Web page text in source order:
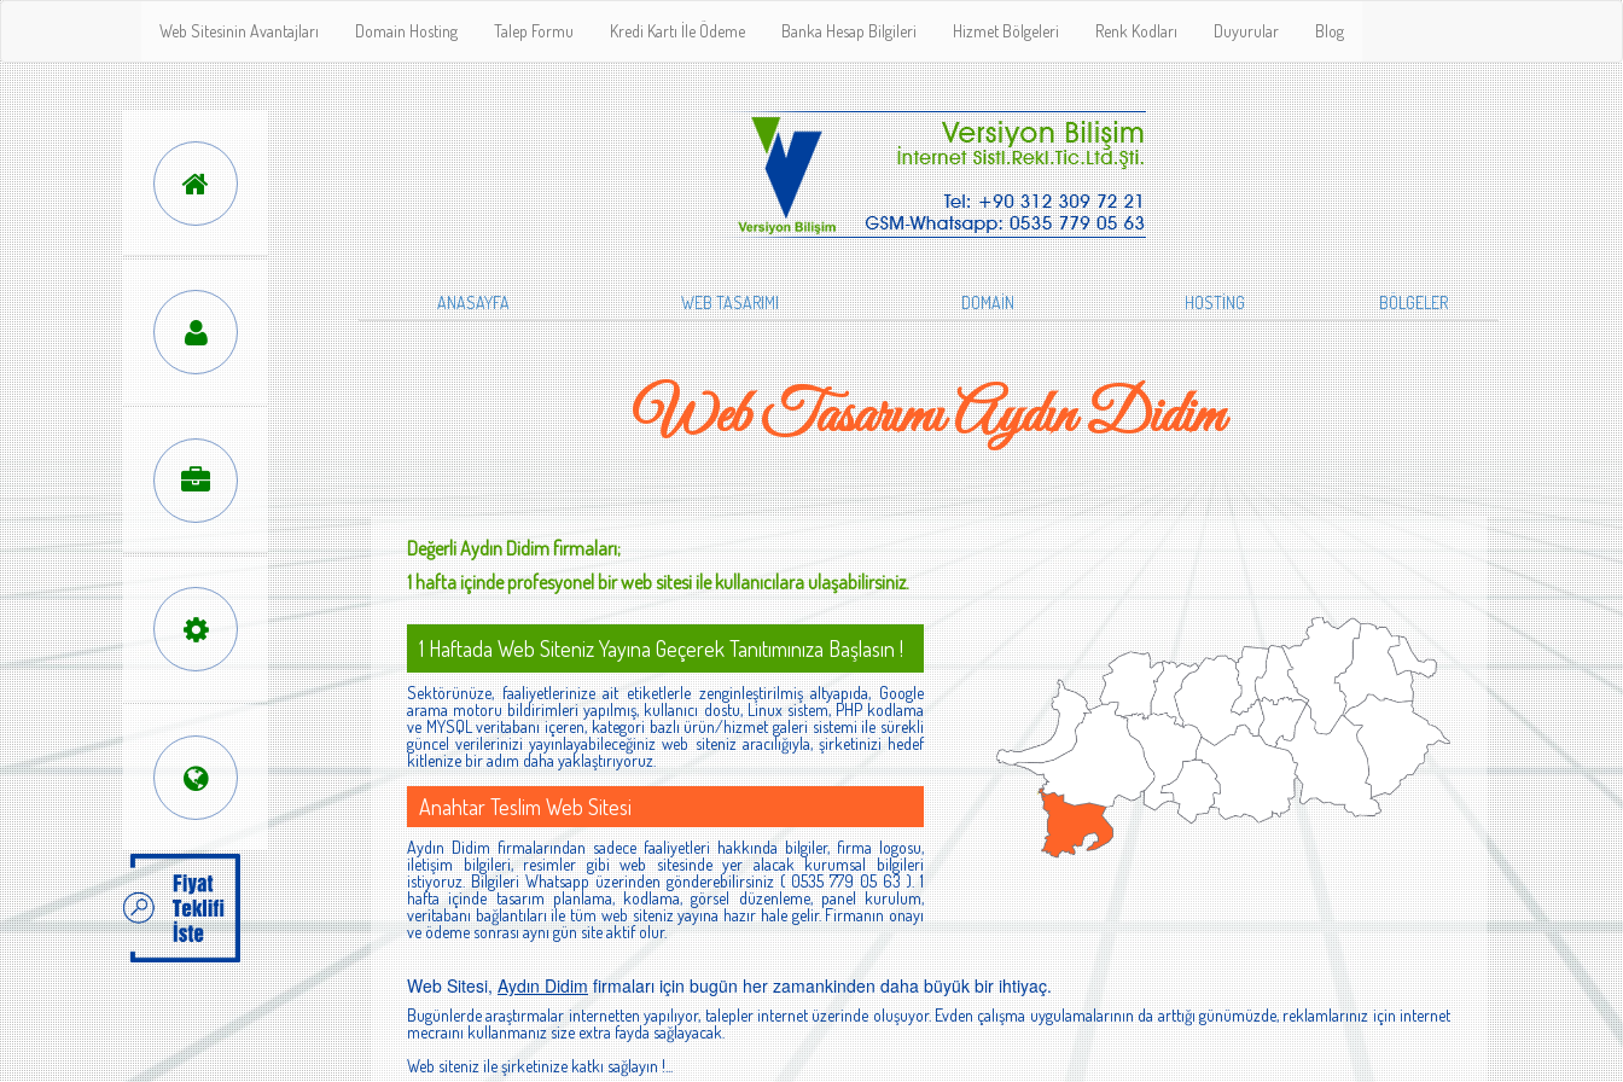
Web Sitesinin Avantajları Domain Hosting Talep Formu Kredi Kartı İle Ödeme Banka Hesap Bilgileri Hizmet Bölgeleri Renk Kodları Duyurular Blog
ANASAYFA WEB TASARIMI DOMAİN HOSTİNG BÖLGELER
Web Tasarımı Aydın Didim
DeğerliAydın Didimfirmaları;
1 hafta içinde profesyonel bir web sitesi ile kullanıcılara ulaşabilirsiniz.
1 Haftada Web Siteniz Yayına Geçerek Tanıtımınıza Başlasın !
Sektörünüze, faaliyetlerinize ait etiketlerle zenginleştirilmiş altyapıda, Google
arama motoru bildirimleri yapılmış, kullanıcı dostu, Linux sistem, PHP kodlama
ve MYSQL veritabanı içeren, kategori bazlı ürün/hizmet galeri sistemi ile sürekli
güncel verilerinizi yayınlayabileceğiniz web siteniz aracılığıyla, şirketinizi hedef
kitlenize bir adım daha yaklaştırıyoruz.
Anahtar Teslim Web Sitesi
Aydın Didim firmalarından sadece faaliyetleri hakkında bilgiler, firma logosu,
iletişim bilgileri, resimler gibi web sitesinde yer alacak kurumsal bilgileri
istiyoruz. Bilgileri Whatsapp üzerinden gönderebilirsiniz ( 0535 779 05 63 ). 1
hafta içinde tasarım planlama, kodlama, görsel düzenleme, panel kurulum,
veritabanı bağlantıları ile tüm web siteniz yayına hazır hale gelir. Firmanın onayı
ve ödeme sonrası aynı gün site aktif olur.
Web Sitesi,Aydın Didimfirmaları için bugün her zamankinden daha büyük bir ihtiyaç.
Bugünlerde araştırmalar internetten yapılıyor, talepler internet üzerinde oluşuyor. Evden çalışma uygulamalarının da arttığı günümüzde, reklamlarınız için internet
mecraını kullanmanız size extra fayda sağlayacak.
Web siteniz ile şirketinize katkı sağlayın !...